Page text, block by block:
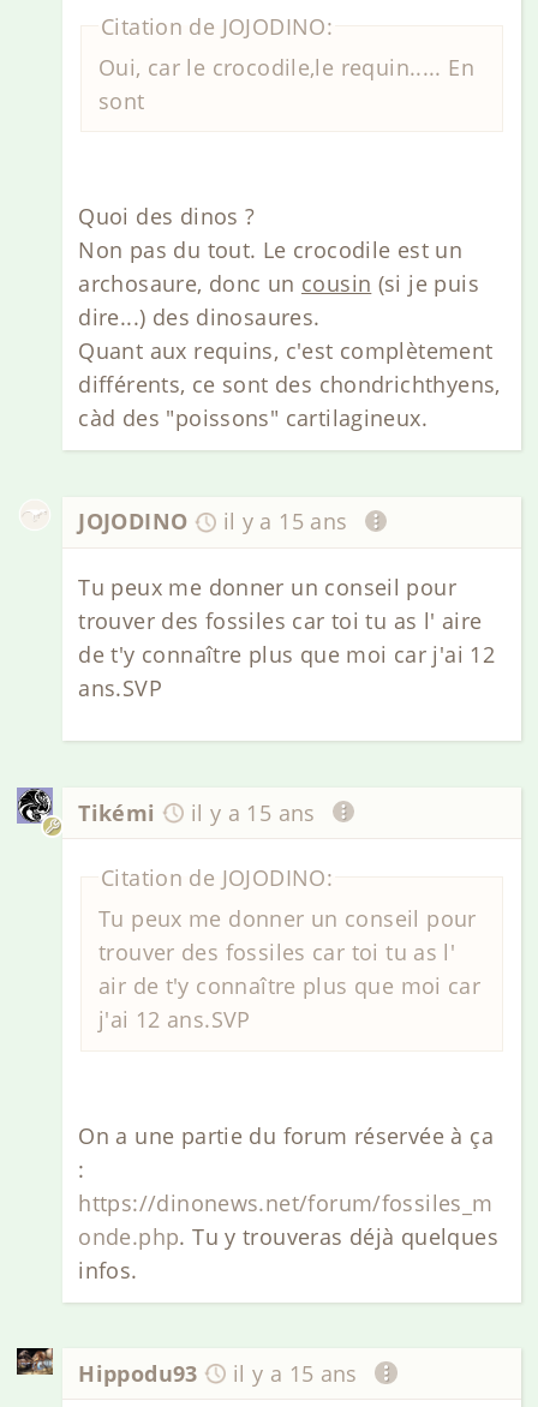
Citation de JOJODINO:
Oui, car le crocodile,le requin..... En
sont
Quoi des dinos ?
Non pas du tout. Le crocodile est un
archosaure, donc un cousin (si je puis
dire...) des dinosaures.
Quant aux requins, c'est complètement
différents, ce sont des chondrichthyens,
càd des "poissons" cartilagineux.
JOJODINO il y a 15 ans
Tu peux me donner un conseil pour
trouver des fossiles car toi tu as l' aire
de t'y connaître plus que moi car j'ai 12
ans.SVP
Tikémi il y a 15 ans
Citation de JOJODINO:
Tu peux me donner un conseil pour
trouver des fossiles car toi tu as l'
air de t'y connaître plus que moi car
j'ai 12 ans.SVP
On a une partie du forum réservée à ça
:
https://dinonews.net/forum/fossiles_m
onde.php. Tu y trouveras déjà quelques
infos.
Hippodu93 il y a 15 ans